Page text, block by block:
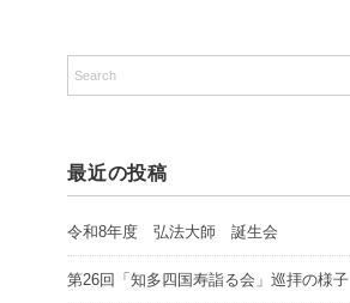
最近の投稿
令和8年度 弘法大師 誕生会
第26回「知多四国寿詣る会」巡拝の様子